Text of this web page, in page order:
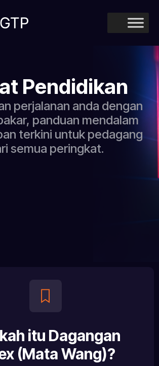
Pendidikan
perjalanan anda dengan
panduan mendalam
terkini untuk pedagang
semua peringkat.
itu Dagangan
(Mata Wang)?